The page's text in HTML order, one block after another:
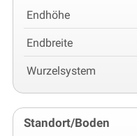
Endhöhe
Endbreite
Wurzelsystem
Standort/Boden